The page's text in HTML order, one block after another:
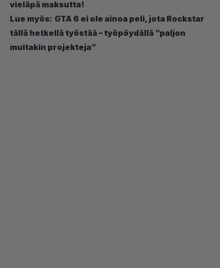
vieläpä maksutta!
Lue myös: GTA 6 ei ole ainoa peli, jota Rockstar
tällä hetkellä työstää – työpöydällä ”paljon
muitakin projekteja”